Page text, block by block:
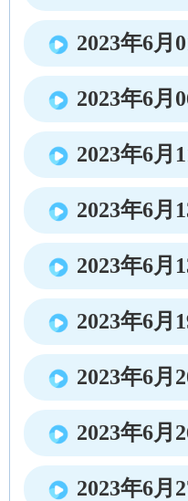
2023年6月
2023年6月
2023年6月
2023年6月
2023年6月
2023年6月
2023年6月
2023年6月
2023年6月